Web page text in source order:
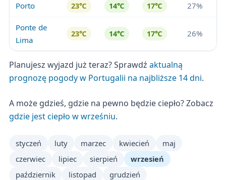
Porto 23℃ 14℃ 17℃ 27%
Ponte de
Lima
23℃ 14℃ 17℃ 26%
Planujesz wyjazd już teraz? Sprawdź aktualną
prognozę pogody w Portugalii na najbliższe 14 dni.
A może gdzieś, gdzie na pewno będzie ciepło? Zobacz
gdzie jest ciepło w wrześniu.
styczeń luty marzec kwiecień
maj
czerwiec
lipiec sierpień
wrzesień
październik
listopad grudzień